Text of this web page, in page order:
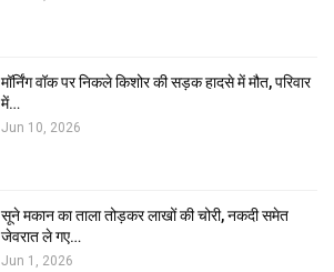
मॉर्निंग वॉक पर निकले किशोर की सड़क हादसे में मौत, परिवार
में…
Jun 10, 2026
सूने मकान का ताला तोड़कर लाखों की चोरी, नकदी समेत
जेवरात ले गए…
Jun 1, 2026